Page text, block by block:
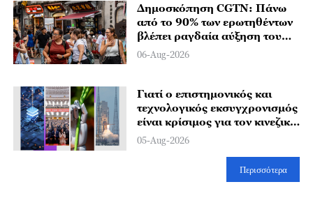
Δημοσκόπηση CGTN: Πάνω
από το 90% των ερωτηθέντων
βλέπει ραγδαία αύξηση του
παγκόσμιου ενδιαφέροντος
για την Κίνα
06-Aug-2026
Γιατί ο επιστημονικός και
τεχνολογικός εκσυγχρονισμός
είναι κρίσιμος για τον κινεζικό
εκσυγχρονισμό;
05-Aug-2026
Περισσότερα